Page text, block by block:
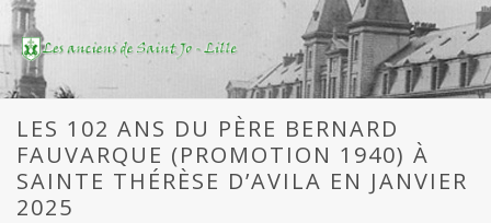
LES 102 ANS DU PÈRE BERNARD
FAUVARQUE (PROMOTION 1940) À
SAINTE THÉRÈSE D’AVILA EN JANVIER
2025